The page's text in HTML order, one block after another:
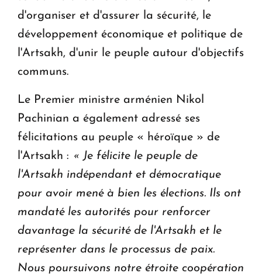
d'organiser et d'assurer la sécurité, le
développement économique et politique de
l'Artsakh, d'unir le peuple autour d'objectifs
communs.
Le Premier ministre arménien Nikol
Pachinian a également adressé ses
félicitations au peuple « héroïque » de
l'Artsakh : « Je félicite le peuple de
l'Artsakh indépendant et démocratique
pour avoir mené à bien les élections. Ils ont
mandaté les autorités pour renforcer
davantage la sécurité de l'Artsakh et le
représenter dans le processus de paix.
Nous poursuivons notre étroite coopération